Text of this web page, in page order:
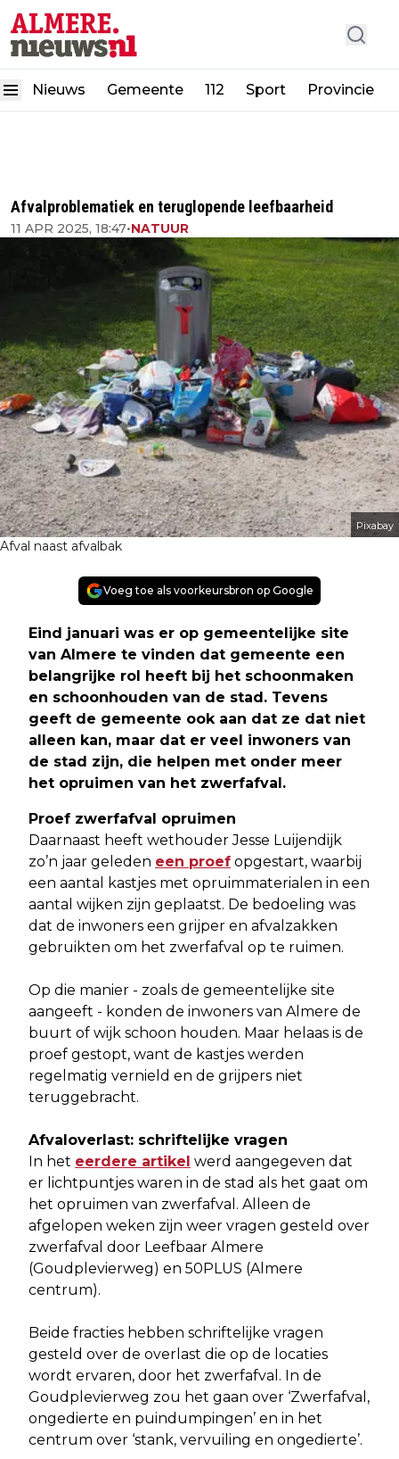
Nieuws Gemeente 112 Sport Provincie
Afvalproblematiek en teruglopende leefbaarheid
11 APR 2025, 18:47•NATUUR
Pixabay
Afval naast afvalbak
Voeg toe als voorkeursbron op Google
Eind januari was er op gemeentelijke site
van Almere te vinden dat gemeente een
belangrijke rol heeft bij het schoonmaken
en schoonhouden van de stad. Tevens
geeft de gemeente ook aan dat ze dat niet
alleen kan, maar dat er veel inwoners van
de stad zijn, die helpen met onder meer
het opruimen van het zwerfafval.
Proef zwerfafval opruimen
Daarnaast heeft wethouder Jesse Luijendijk
zo’n jaar geleden een proef opgestart, waarbij
een aantal kastjes met opruimmaterialen in een
aantal wijken zijn geplaatst. De bedoeling was
dat de inwoners een grijper en afvalzakken
gebruikten om het zwerfafval op te ruimen.
Op die manier - zoals de gemeentelijke site
aangeeft - konden de inwoners van Almere de
buurt of wijk schoon houden. Maar helaas is de
proef gestopt, want de kastjes werden
regelmatig vernield en de grijpers niet
teruggebracht.
Afvaloverlast: schriftelijke vragen
In het eerdere artikel werd aangegeven dat
er lichtpuntjes waren in de stad als het gaat om
het opruimen van zwerfafval. Alleen de
afgelopen weken zijn weer vragen gesteld over
zwerfafval door Leefbaar Almere
(Goudplevierweg) en 50PLUS (Almere
centrum).
Beide fracties hebben schriftelijke vragen
gesteld over de overlast die op de locaties
wordt ervaren, door het zwerfafval. In de
Goudplevierweg zou het gaan over ‘Zwerfafval,
ongedierte en puindumpingen’ en in het
centrum over ‘stank, vervuiling en ongedierte’.